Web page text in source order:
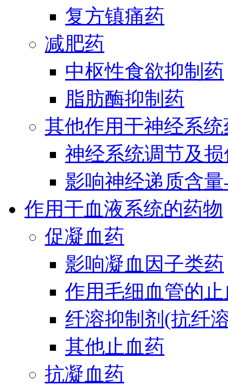
复方镇痛药
减肥药
中枢性食欲抑制药
脂肪酶抑制药
其他作用于神经系统
神经系统调节及
影响神经递质含
作用于血液系统的药物
促凝血药
影响凝血因子类药
作用毛细血管的
纤溶抑制剂(抗纤
其他止血药
抗凝血药